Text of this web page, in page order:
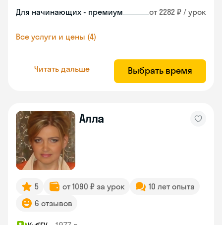
Для начинающих - премиум от 2282 ₽ / урок
Все услуги и цены (4)
Читать дальше Выбрать время
Алла
5 от 1090 ₽ за урок
10 лет опыта
6 отзывов